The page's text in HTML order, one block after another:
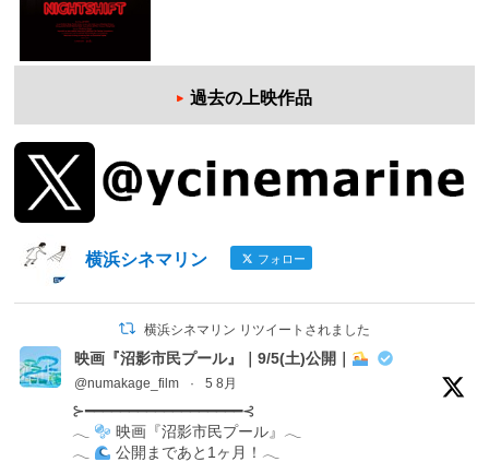
過去の上映作品
横浜シネマリン フォロー
横浜シネマリン リツイートされました
映画『沼影市民プール』｜9/5(土)公開｜
@numakage_film · 5 8月
⊱━━━━━━━━━━━━━━━━━━⊰
𓂃
映画『沼影市民プール』𓂃
𓂃
公開まであと1ヶ月！𓂃